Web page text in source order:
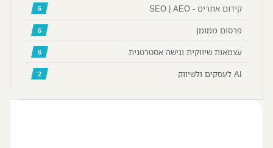
קידום אתרים - SEO | AEO 6
פרסום ממומן 6
עצמאות שיווקית וגישה אסטרטגית 6
AI לעסקים ולשיווק 2